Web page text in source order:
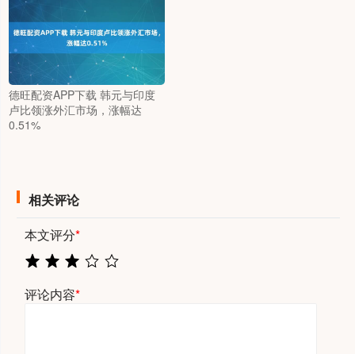
德旺配资APP下载 韩元与印度
卢比领涨外汇市场，涨幅达
0.51%
相关评论
本文评分*
评论内容*